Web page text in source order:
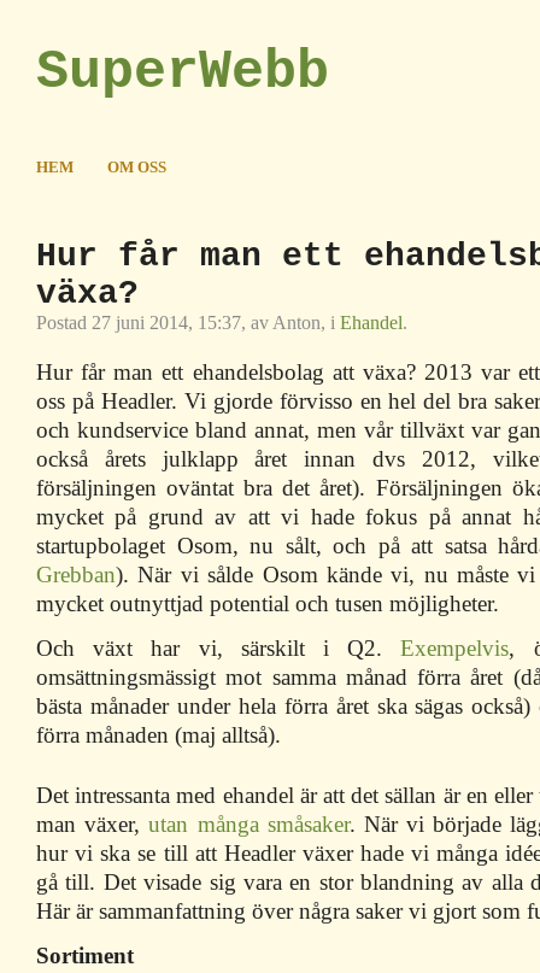
SuperWebb
HEM OM OSS
Hur får man ett
växa?
Postad 27 juni 2014, 15:37, av Anton, i Ehandel.
Hur får man ett ehandelsbolag att växa? 2013 var
oss på Headler. Vi gjorde förvisso en hel del bra
och kundservice bland annat, men vår tillväxt var
också årets julklapp året innan dvs 2012,
försäljningen oväntat bra det året). Försäljningen
mycket på grund av att vi hade fokus på annat
startupbolaget Osom, nu sålt, och på att satsa
Grebban). När vi sålde Osom kände vi, nu måste
mycket outnyttjad potential och tusen möjligheter.
Och växt har vi, särskilt i Q2.Exempelvis,
omsättningsmässigt mot samma månad förra året
bästa månader under hela förra året ska sägas
förra månaden (maj alltså).
Det intressanta med ehandel är att det sällan är en
man växer,utan många småsaker. När vi började
hur vi ska se till att Headler växer hade vi många
gå till. Det visade sig vara en stor blandning av alla
Här är sammanfattning över några saker vi gjort som
Sortiment